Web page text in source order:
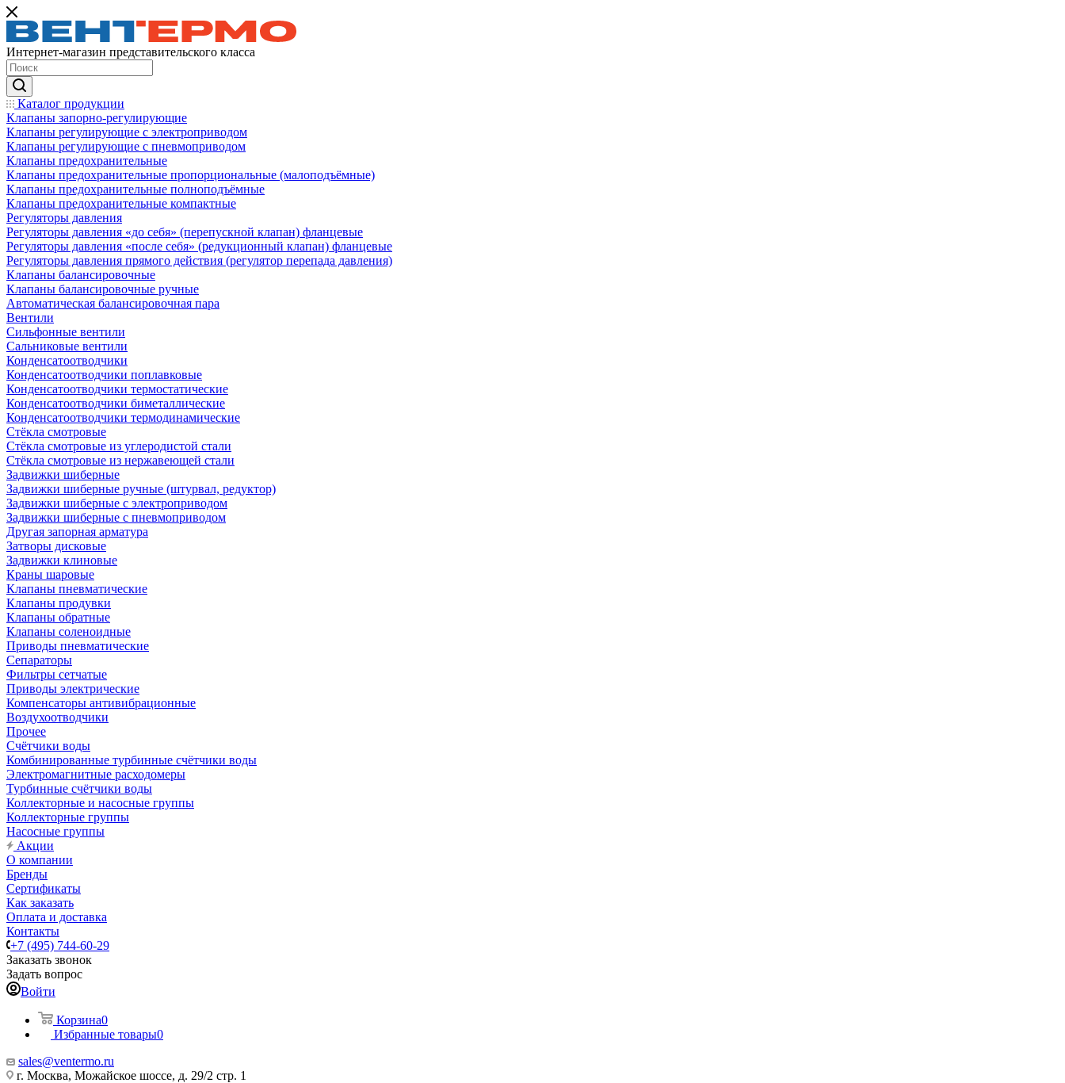
Интернет-магазин представительского класса
Каталог продукции
Клапаны запорно-регулирующие
Клапаны регулирующие с электроприводом
Клапаны регулирующие с пневмоприводом
Клапаны предохранительные
Клапаны предохранительные пропорциональные (малоподъёмные)
Клапаны предохранительные полноподъёмные
Клапаны предохранительные компактные
Регуляторы давления
Регуляторы давления «до себя» (перепускной клапан) фланцевые
Регуляторы давления «после себя» (редукционный клапан) фланцевые
Регуляторы давления прямого действия (регулятор перепада давления)
Клапаны балансировочные
Клапаны балансировочные ручные
Автоматическая балансировочная пара
Вентили
Сильфонные вентили
Сальниковые вентили
Конденсатоотводчики
Конденсатоотводчики поплавковые
Конденсатоотводчики термостатические
Конденсатоотводчики биметаллические
Конденсатоотводчики термодинамические
Стёкла смотровые
Стёкла смотровые из углеродистой стали
Стёкла смотровые из нержавеющей стали
Задвижки шиберные
Задвижки шиберные ручные (штурвал, редуктор)
Задвижки шиберные с электроприводом
Задвижки шиберные с пневмоприводом
Другая запорная арматура
Затворы дисковые
Задвижки клиновые
Краны шаровые
Клапаны пневматические
Клапаны продувки
Клапаны обратные
Клапаны соленоидные
Приводы пневматические
Сепараторы
Фильтры сетчатые
Приводы электрические
Компенсаторы антивибрационные
Воздухоотводчики
Прочее
Счётчики воды
Комбинированные турбинные счётчики воды
Электромагнитные расходомеры
Турбинные счётчики воды
Коллекторные и насосные группы
Коллекторные группы
Насосные группы
Акции
О компании
Бренды
Сертификаты
Как заказать
Оплата и доставка
Контакты
+7 (495) 744-60-29
Заказать звонок
Задать вопрос
Войти
Корзина0
Избранные товары0
sales@ventermo.ru
г. Москва, Можайское шоссе, д. 29/2 стр. 1